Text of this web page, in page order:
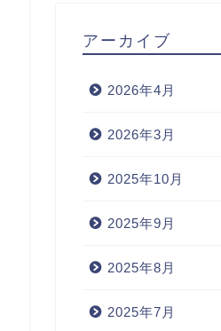
アーカイブ
2026年4月
2026年3月
2025年10月
2025年9月
2025年8月
2025年7月